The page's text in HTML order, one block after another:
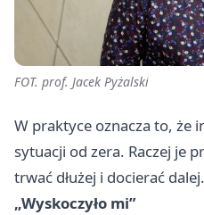
FOT. prof. Jacek Pyżalski
W praktyce oznacza to, że
sytuacji od zera. Raczej je
trwać dłużej i docierać dalej.
„Wyskoczyło mi”